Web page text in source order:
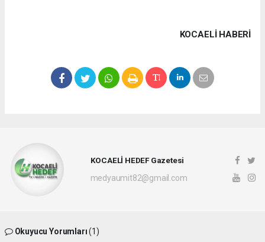
KOCAELI HABERİ
KOCAELİ HEDEF Gazetesi
medyaumit82@gmail.com
Okuyucu Yorumları(1)